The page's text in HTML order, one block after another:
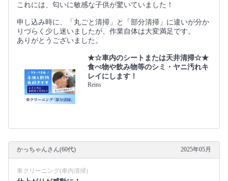
これには、匂いに敏感な子供が驚いていました！
申し込み時に、「丸ごと清掃」と「部分清掃」に違いが分か
りづらく少し迷いましたが、作業自体は大変満足です。
ありがとうございました。
★☆車内のシートまたは天井清掃☆★
食べ物や飲み物等のシミ・ヤニ汚れキ
レイにします！
Reins
かっちゃんさん(60代) 2025年05月
車クリーニング(車内清掃)